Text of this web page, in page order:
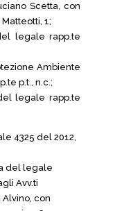
Scetta, con
1;
legale rapp.te
Ambiente
p.t., n.c.;
legale rapp.te
4325 del 2012,
del legale
Avv.ti
con